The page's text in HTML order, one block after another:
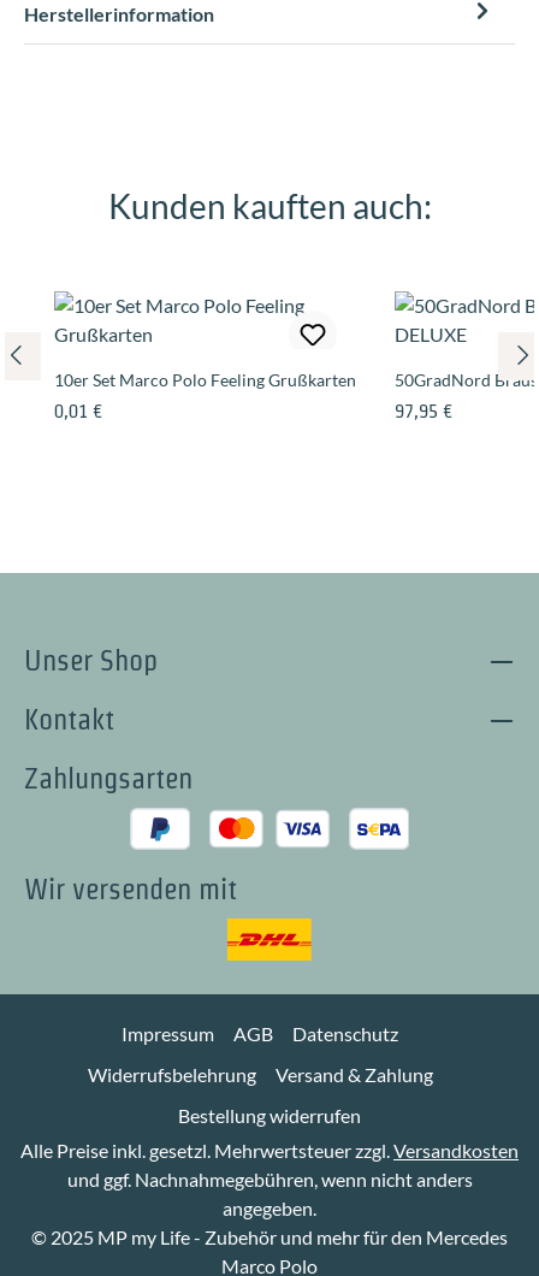
Herstellerinformation
Produktgalerie überspringen
Kunden kauften auch:
10er Set Marco Polo Feeling Grußkarten
Regulärer Preis:
0,01 €
50GradNord
Regulärer Preis:
97,95 €
Unser Shop
Kontakt
Zahlungsarten
Wir versenden mit
Impressum AGB
Datenschutz
Widerrufsbelehrung
Versand & Zahlung
Bestellung widerrufen
Alle Preise inkl. gesetzl. Mehrwertsteuer zzgl.Versandkosten
und ggf. Nachnahmegebühren, wenn nicht anders
angegeben.
© 2025 MP my Life - Zubehör und mehr für den Mercedes
Marco Polo